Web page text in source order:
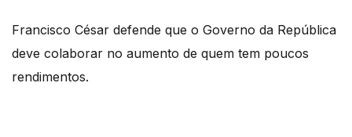
Francisco César defende que o Governo da República
deve colaborar no aumento de quem tem poucos
rendimentos.